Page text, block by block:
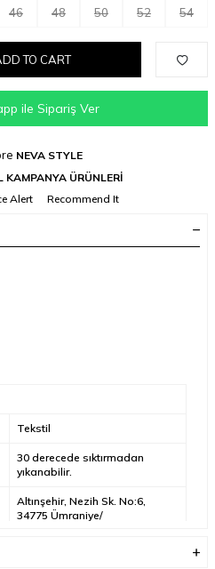
46 48 50 52 54
TO CART
ile Sipariş Ver
NEVA STYLE
KAMPANYA ÜRÜNLERİ
Alert Recommend It
Tekstil
30 derecede sıktırmadan
yıkanabilir.
Altınşehir, Nezih Sk. No:6,
34775 Ümraniye/